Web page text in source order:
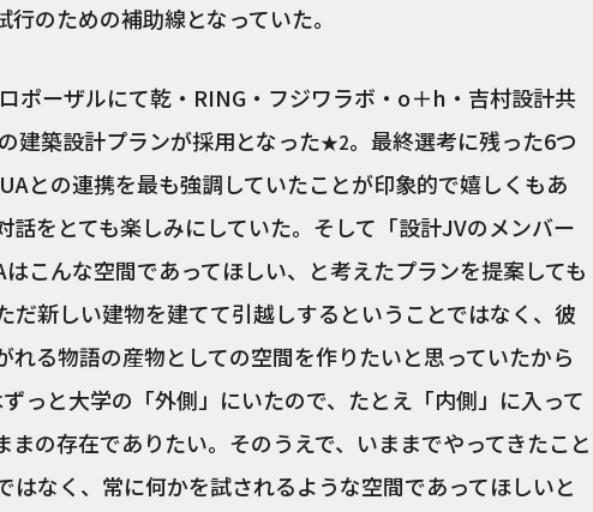
のための補助線となっていた。
ポーザルにて乾・RING・フジワラボ・o＋h・吉村設計共
建築設計プランが採用となった★2。最終選考に残った6つ
との連携を最も強調していたことが印象的で嬉しくもあ
話をとても楽しみにしていた。そして「設計JVのメンバー
こんな空間であってほしい、と考えたプランを提案しても
だ新しい建物を建てて引越しするということではなく、彼
れる物語の産物としての空間を作りたいと思っていたから
っと大学の「外側」にいたので、たとえ「内側」に入って
まの存在でありたい。そのうえで、いままでやってきたこと
はなく、常に何かを試されるような空間であってほしいと